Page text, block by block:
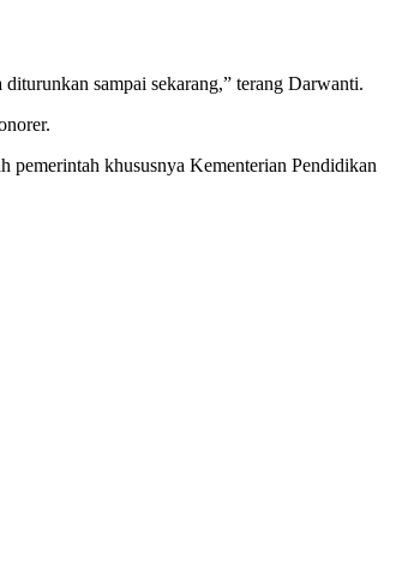
sampai sekarang,” terang Darwanti.
pemerintah khususnya Kementerian Pendidikan